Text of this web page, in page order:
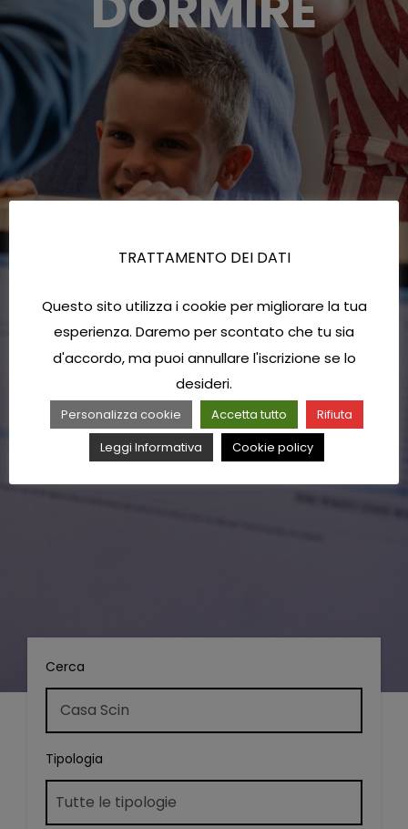
Cerca
Tipologia
TRATTAMENTO DEI DATI
Questo sito utilizza i cookie per migliorare la tua
esperienza. Daremo per scontato che tu sia
d'accordo, ma puoi annullare l'iscrizione se lo
desideri.
Personalizza cookie Accetta tutto
Rifiuta
Leggi Informativa
Cookie policy